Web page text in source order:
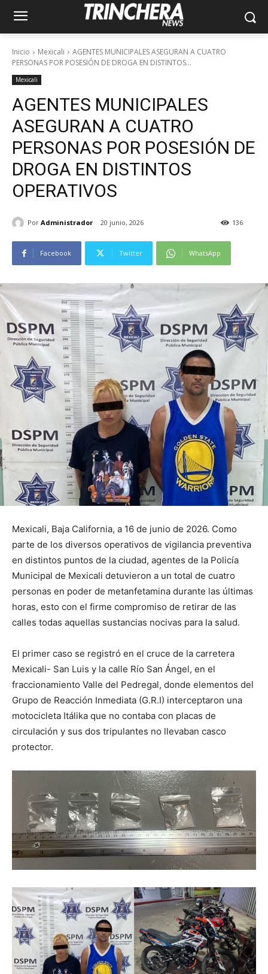
Inicio Mexicali
AGENTES MUNICIPALES ASEGURAN A CUATRO
PERSONAS POR POSESIÓN DE DROGA EN DISTINTOS...
Mexicali
AGENTES MUNICIPALES
ASEGURAN A CUATRO
PERSONAS POR POSESIÓN DE
DROGA EN DISTINTOS
OPERATIVOS
Por Administrador 20 junio, 2026 136
Facebook Twitter WhatsApp
Mexicali, Baja California, a 16 de junio de 2026. Como
parte de los diversos operativos de vigilancia preventiva
en distintos puntos de la ciudad, agentes de la Policía
Municipal de Mexicali detuvieron a un total de cuatro
personas en poder de metanfetamina durante las últimas
horas, esto con el firme compromiso de retirar de las
calles todas aquellas sustancias nocivas para la salud.
El primer caso se registró en el cruce de la carretera
Mexicali- San Luis y la calle Río San Ángel, en el
fraccionamiento Valle del Pedregal, donde elementos del
Grupo de Reacción Inmediata (G.R.I) interceptaron una
motocicleta Itálika que no contaba con placas de
circulación y sus dos tripulantes no llevaban casco
protector.